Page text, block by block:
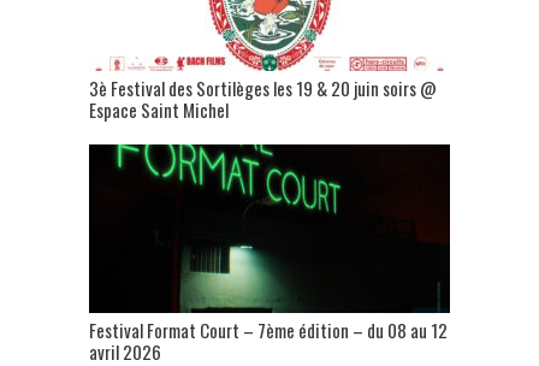
3è Festival des Sortilèges les 19 & 20 juin soirs @
Espace Saint Michel
Festival Format Court – 7ème édition – du 08 au 12
avril 2026